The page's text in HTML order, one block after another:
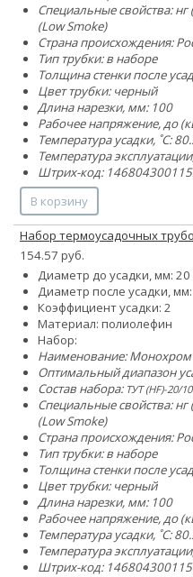
Специальные свойства:нг
(Low Smoke)
Страна происхождения:
Тип трубки: в наборе
Толщина стенки после
Цвет трубки: черный
Длина нарезки, мм: 100
Рабочее напряжение, до
Температура усадки, ˚С:
Температура
Штрих-код:
В корзину
Набор термоусадочных
154.57 руб.
Диаметр до усадки, мм: 20
Диаметр после усадки,
Коэффициент усадки: 2
Материал: полиолефин
Набор:
Наименование:
Оптимальный диапазон
Состав набора: ТУТ (HF)-20/
Специальные свойства:нг
(Low Smoke)
Страна происхождения:
Тип трубки: в наборе
Толщина стенки после
Цвет трубки: черный
Длина нарезки, мм: 100
Рабочее напряжение, до
Температура усадки, ˚С:
Температура
Штрих-код: